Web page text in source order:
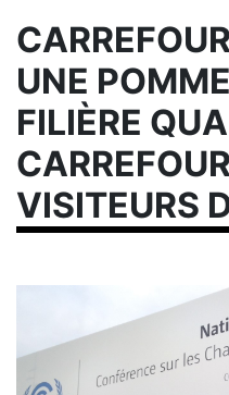
UNE
FILIÈRE
VISITEURS